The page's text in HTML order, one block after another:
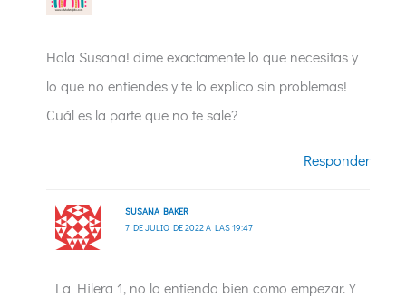
Hola Susana! dime exactamente lo que necesitas y
lo que no entiendes y te lo explico sin problemas!
Cuál es la parte que no te sale?
Responder
SUSANA BAKER
7 DE JULIO DE 2022 A LAS 19:47
La Hilera 1, no lo entiendo bien como empezar. Y